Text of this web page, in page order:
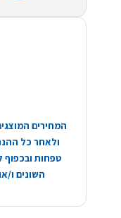
המחירים
ולאחר כל
טפחות ובכפוף
השונים ו/